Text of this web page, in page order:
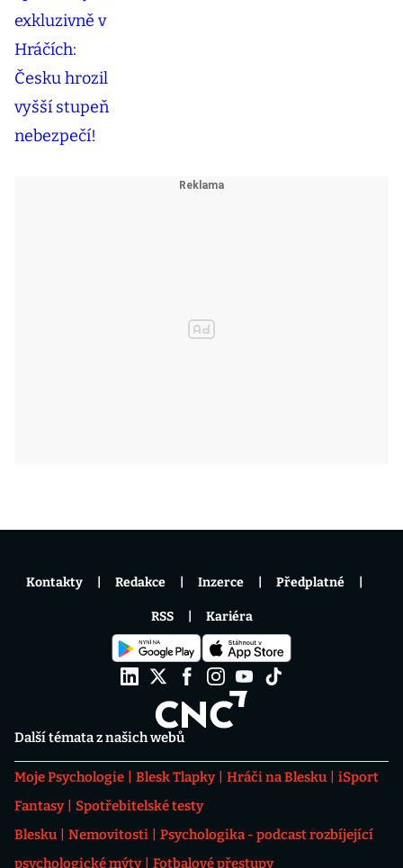
Další témata z našich webů
Moje Psychologie Blesk Tlapky Hráči na Blesku
iSport
Fantasy
Spotřebitelské testy
Blesku
Nemovitosti
Psychologika - podcast rozbíjející
psychologické mýty
Fotbalové přestupy
Kontakty Redakce Inzerce Předplatné
RSS Kariéra